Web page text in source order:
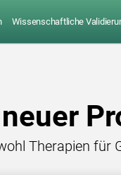
Wissenschaftliche
Therapien für